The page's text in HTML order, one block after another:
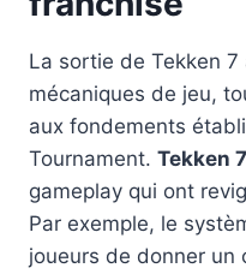
La sortie de Tekken
mécaniques de jeu,
aux fondements
Tournament. Tekken 7
gameplay qui ont
Par exemple, le
joueurs de donner un